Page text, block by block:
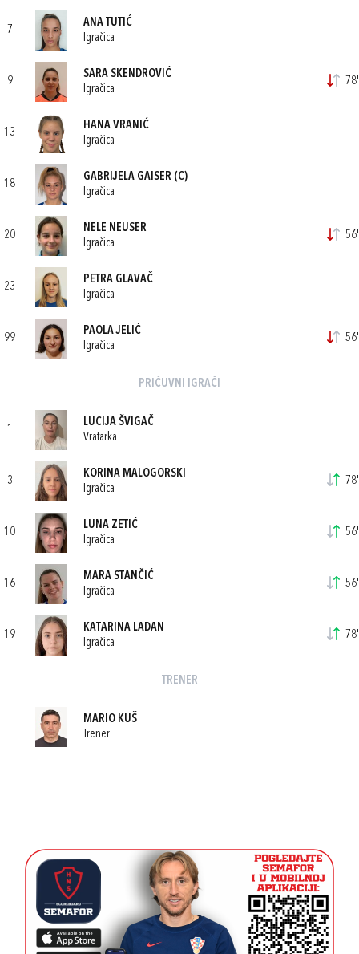
7
ANA TUTIĆ
Igračica
9
SARA SKENDROVIĆ
Igračica
78'
13
HANA VRANIĆ
Igračica
18
GABRIJELA GAISER (C)
Igračica
20
NELE NEUSER
Igračica
56'
23
PETRA GLAVAČ
Igračica
99
PAOLA JELIĆ
Igračica
56'
PRIČUVNI IGRAČI
1
LUCIJA ŠVIGAČ
Vratarka
3
KORINA MALOGORSKI
Igračica
78'
10
LUNA ZETIĆ
Igračica
56'
16
MARA STANČIĆ
Igračica
56'
19
KATARINA LADAN
Igračica
78'
TRENER
MARIO KUŠ
Trener